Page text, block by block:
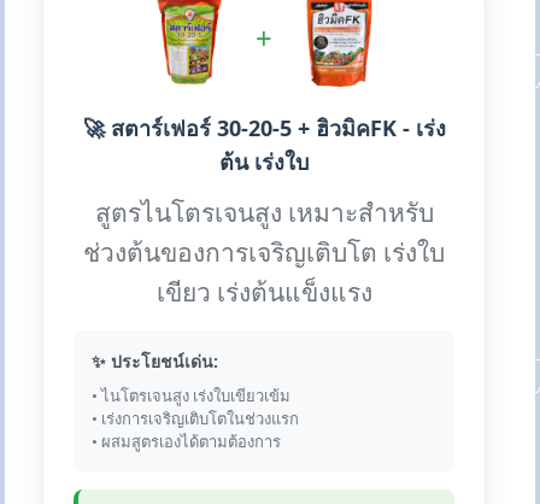
+
🚀 สตาร์เฟอร์ 30-20-5 + ฮิวมิคFK - เร่ง
ต้น เร่งใบ
สูตรไนโตรเจนสูง เหมาะสำหรับ
ช่วงต้นของการเจริญเติบโต เร่งใบ
เขียว เร่งต้นแข็งแรง
✨ ประโยชน์เด่น:
• ไนโตรเจนสูง เร่งใบเขียวเข้ม
• เร่งการเจริญเติบโตในช่วงแรก
• ผสมสูตรเองได้ตามต้องการ